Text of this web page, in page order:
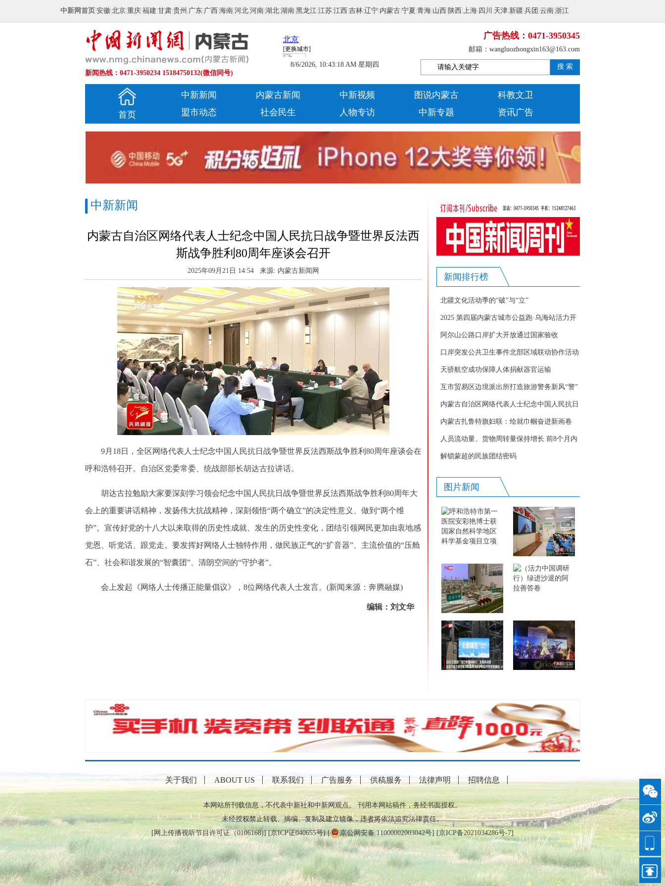
中新网首页 安徽 北京 重庆 福建 甘肃 贵州 广东 广西 海南 河北 河南 湖北 湖南 黑龙江 江苏 江西 吉林 辽宁 内蒙古 宁夏 青海 山西 陕西 上海 四川 天津 新疆 兵团 云南 浙江
新闻热线：0471-3950234 15184750132(微信同号)
8/6/2026, 10:43:19 AM 星期四
广告热线：0471-3950345
邮箱：wangluozhongxin163@163.com
搜 索
首页
中新新闻 内蒙古新闻 中新视频 图说内蒙古
科教文卫
盟市动态
社会民生 人物专访 中新专题 资讯广告
中新新闻
内蒙古自治区网络代表人士纪念中国人民抗日战争暨世界反法西
斯战争胜利80周年座谈会召开
2025年09月21日 14:54 来源: 内蒙古新闻网
9月18日，全区网络代表人士纪念中国人民抗日战争暨世界反法西斯战争胜利80周年座谈会在
呼和浩特召开。自治区党委常委、统战部部长胡达古拉讲话。
胡达古拉勉励大家要深刻学习领会纪念中国人民抗日战争暨世界反法西斯战争胜利80周年大
会上的重要讲话精神，发扬伟大抗战精神，深刻领悟“两个确立”的决定性意义、做到“两个维
护”。宣传好党的十八大以来取得的历史性成就、发生的历史性变化，团结引领网民更加由衷地感
党恩、听党话、跟党走。要发挥好网络人士独特作用，做民族正气的“扩音器”、主流价值的“压舱
石”、社会和谐发展的“智囊团”、清朗空间的“守护者”。
会上发起《网络人士传播正能量倡议》，8位网络代表人士发言。(新闻来源：奔腾融媒)
编辑：刘文华
新闻排行榜
北疆文化活动季的“破”与“立”
2025 第四届内蒙古城市公益跑·乌海站活力开
跑
阿尔山公路口岸扩大开放通过国家验收
口岸突发公共卫生事件北部区域联动协作活动
在二连浩特口岸开展
天骄航空成功保障人体捐献器官运输
互市贸易区边境派出所打造旅游警务新风“警”
内蒙古自治区网络代表人士纪念中国人民抗日
战争暨世界反法西斯战争胜利80周年座谈会召
开
内蒙古扎鲁特旗妇联：绘就巾帼奋进新画卷
人员流动量、货物周转量保持增长 前8个月内
蒙古交通运输持续向好
解锁蒙超的民族团结密码
图片新闻
关于我们 ABOUT US 联系我们 广告服务 供稿服务 法律声明 招聘信息
本网站所刊载信息，不代表中新社和中新网观点。 刊用本网站稿件，务经书面授权。
未经授权禁止转载、摘编、复制及建立镜像，违者将依法追究法律责任。
[ 网上传播视听节目许可证（0106168)] [京ICP证040655号] [ 京公网安备 11000002003042号] [京ICP备2021034286号-7]